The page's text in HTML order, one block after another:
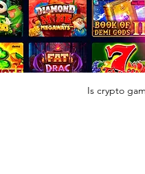
Is crypto